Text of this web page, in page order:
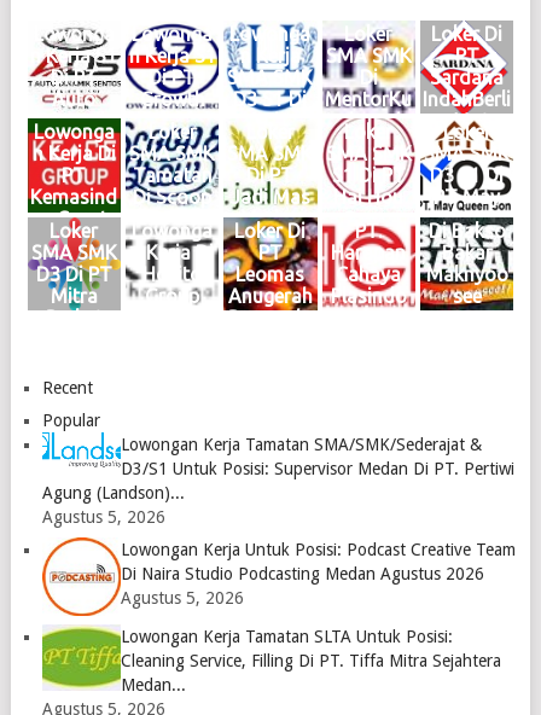
Lowonga
n Kerja S1
Di PT
Auto
Dinamik
Sentosa
Medan
Juni 2026
Logo
Lowonga
n Kerja S1
Di PT
Growth
Steel
Group
Medan
Mei 2026
Logo
Lowonga
n Kerja
SMA SMK
D3 S1 Di
Group
Medan
Mei 2026
Logo
Loker
SMA SMK
Di
MentorKu
Indonesia
Medan
Maret
2025
Logo
Loker Di
PT
Sardana
IndahBerli
an Motor
Medan
Februari
2025
Logo
Lowonga
n Kerja Di
PT
Kemasind
o Cepat
Medan
Oktober
2024
Logo
Loker
SMA SMK
Tamatan
Di Scoop
Medan
Juni 2024
Logo
Loker
SMA SMK
Di PT
Jadi Mas
Medan
KIM
Mabar
April
2024
Loker
SMA SMK
S1 Di PT
Hai Hou
Medan
Januari
2024
Logo
Loker
SMA SMK
D3 S1 Di
PT May
Queen
Son
Medan
2024
Logo
Loker
SMA SMK
D3 Di PT
Mitra
Berkat
2023
Lowonga
n Kerja Di
Hokito
Group
Loker Di
PT
Leomas
Anugerah
Bersauda
PT.
Harapan
Cahaya
Plasindo
Di Bakso
Bakar
Maknyoo
see
Recent
Popular
Lowongan Kerja Tamatan SMA/SMK/Sederajat &
D3/S1 Untuk Posisi: Supervisor Medan Di PT. Pertiwi
Agung (Landson)...
Agustus 5, 2026
Lowongan Kerja Untuk Posisi: Podcast Creative Team
Di Naira Studio Podcasting Medan Agustus 2026
Agustus 5, 2026
Lowongan Kerja Tamatan SLTA Untuk Posisi:
Cleaning Service, Filling Di PT. Tiffa Mitra Sejahtera
Medan...
Agustus 5, 2026